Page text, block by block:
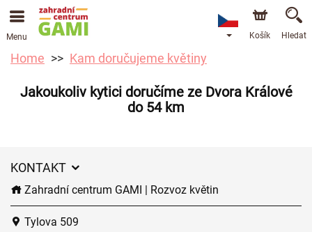
Menu Košík Hledat
Home Kam doručujeme květiny
Jakoukoliv kytici doručíme ze Dvora Králové
do 54 km
KONTAKT
Zahradní centrum GAMI | Rozvoz květin
Tylova 509